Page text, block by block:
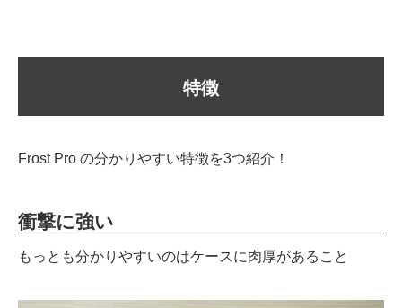
特徴
Frost Pro の分かりやすい特徴を3つ紹介！
衝撃に強い
もっとも分かりやすいのはケースに肉厚があること